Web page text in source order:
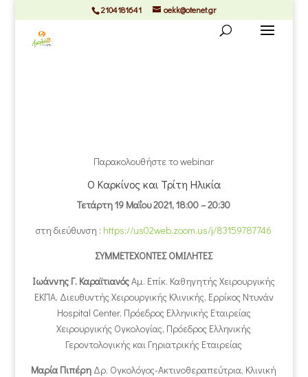
2104181641 oekk@otenet.gr
Παρακολουθήστε το webinar
Ο Καρκίνος και Τρίτη Ηλικία
Τετάρτη 19 Μαΐου 2021, 18:00 – 20:30
στη διεύθυνση : https://us02web.zoom.us/j/83159787746
ΣΥΜΜΕΤΕΧΟΝΤΕΣ ΟΜΙΛΗΤΕΣ
Ιωάννης Γ. ΚαραϊτιανόςΑμ. Επίκ. Καθηγητής Χειρουργικής
ΕΚΠΑ, Διευθυντής Χειρουργικής Κλινικής, Ερρίκος Ντυνάν
Hospital Center, Πρόεδρος Ελληνικής Εταιρείας
Χειρουργικής Ογκολογίας, Πρόεδρος Ελληνικής
Γεροντολογικής και Γηριατρικής Εταιρείας
Μαρία Πιπέρη Δρ. Ογκολόγος-Ακτινοθεραπεύτρια, Κλινική